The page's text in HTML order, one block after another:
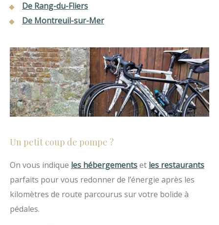
De Rang-du-Fliers
De Montreuil-sur-Mer
Un petit coup de pompe ?
On vous indique les hébergementset les restaurants
parfaits pour vous redonner de l’énergie après les
kilomètres de route parcourus sur votre bolide à
pédales.